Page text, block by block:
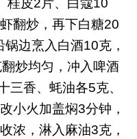
桂皮2片、白蔻10
翻炒，再下白糖20
边烹入白酒10克，
炒均匀，冲入啤酒
三香、蚝油各5克、
小火加盖焖3分钟，
浓，淋入麻油3克，